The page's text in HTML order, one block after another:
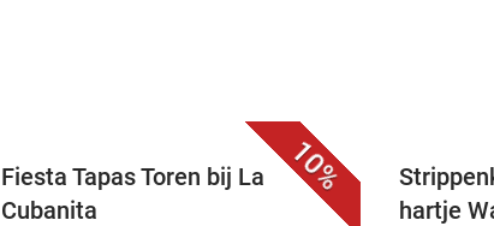
10%
Fiesta Tapas Toren bij La
Cubanita
hartje